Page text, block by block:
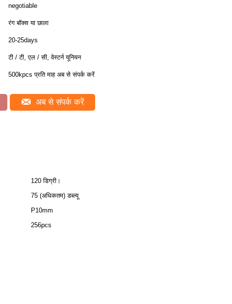
negotiable
रंग बॉक्स या छाला
20-25days
टी / टी, एल / सी, वेस्टर्न यूनियन
500kpcs प्रति माह अब से संपर्क करें
अब से संपर्क करें
120 डिग्री।
75 (अधिकतम) डब्ल्यू
P10mm
256pcs